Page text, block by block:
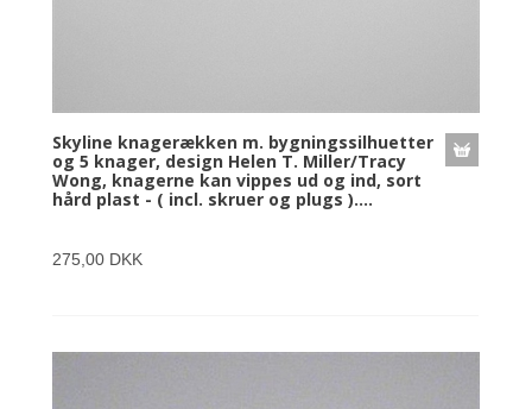
Skyline knagerækken m. bygningssilhuetter
og 5 knager, design Helen T. Miller/Tracy
Wong, knagerne kan vippes ud og ind, sort
hård plast - ( incl. skruer og plugs )....
275,00 DKK